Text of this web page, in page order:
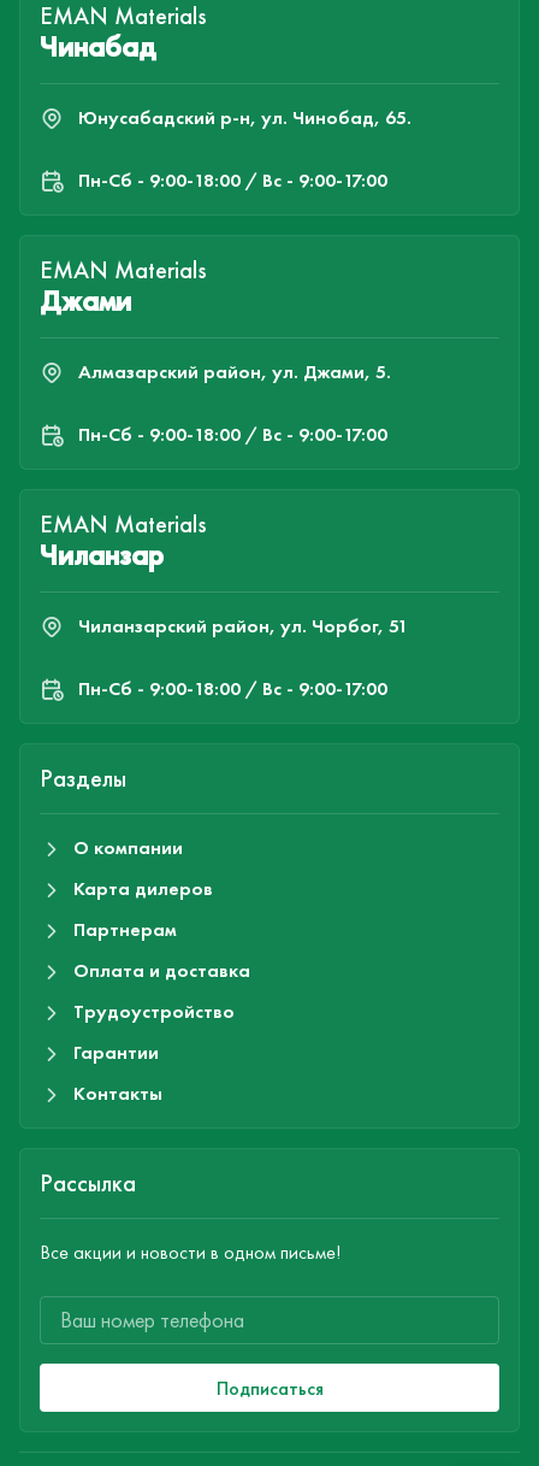
EMAN Materials
Чинабад
Юнусабадский р-н, ул. Чинобад, 65.
Пн-Cб - 9:00-18:00 / Вс - 9:00-17:00
EMAN Materials
Джами
Алмазарский район, ул. Джами, 5.
Пн-Cб - 9:00-18:00 / Вс - 9:00-17:00
EMAN Materials
Чиланзар
Чиланзарский район, ул. Чорбог, 51
Пн-Cб - 9:00-18:00 / Вс - 9:00-17:00
Разделы
О компании
Карта дилеров
Партнерам
Оплата и доставка
Трудоустройство
Гарантии
Контакты
Рассылка
Все акции и новости в одном письме!
Подписаться